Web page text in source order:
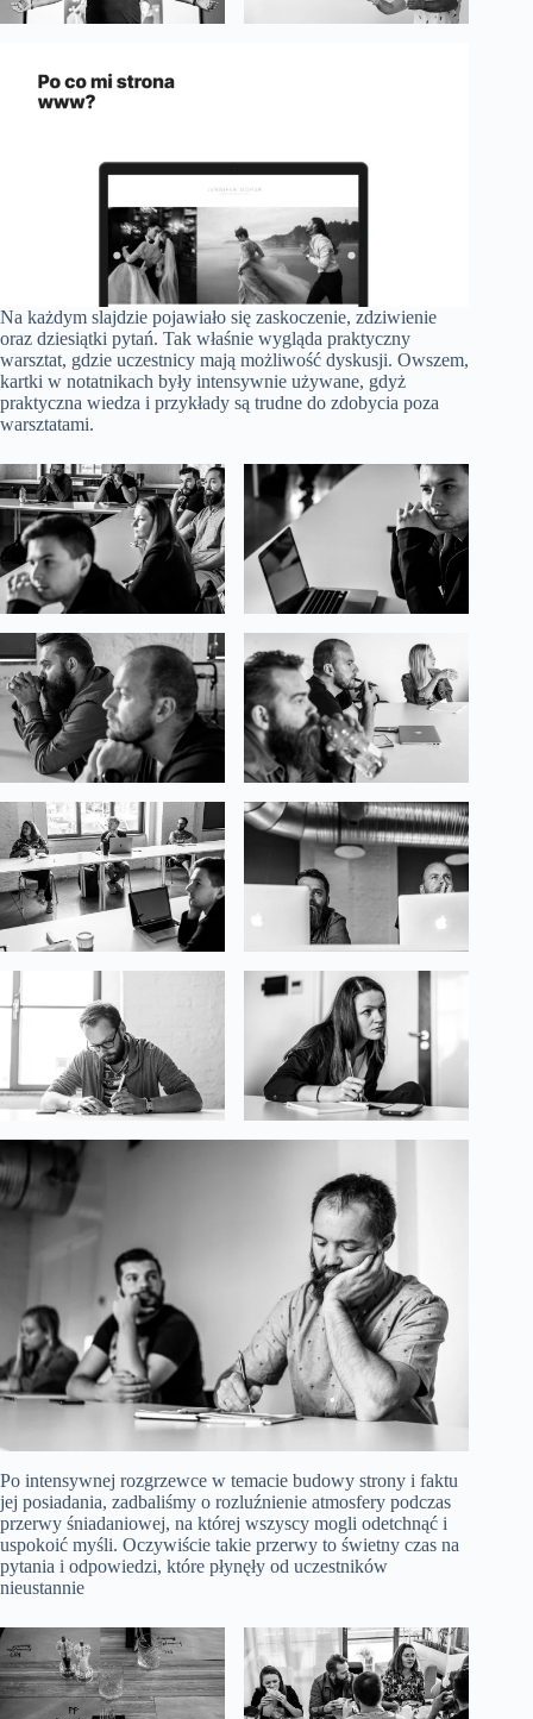
Na każdym slajdzie pojawiało się zaskoczenie, zdziwienie
oraz dziesiątki pytań. Tak właśnie wygląda praktyczny
warsztat, gdzie uczestnicy mają możliwość dyskusji. Owszem,
kartki w notatnikach były intensywnie używane, gdyż
praktyczna wiedza i przykłady są trudne do zdobycia poza
warsztatami.
Po intensywnej rozgrzewce w temacie budowy strony i faktu
jej posiadania, zadbaliśmy o rozluźnienie atmosfery podczas
przerwy śniadaniowej, na której wszyscy mogli odetchnąć i
uspokoić myśli. Oczywiście takie przerwy to świetny czas na
pytania i odpowiedzi, które płynęły od uczestników
nieustannie